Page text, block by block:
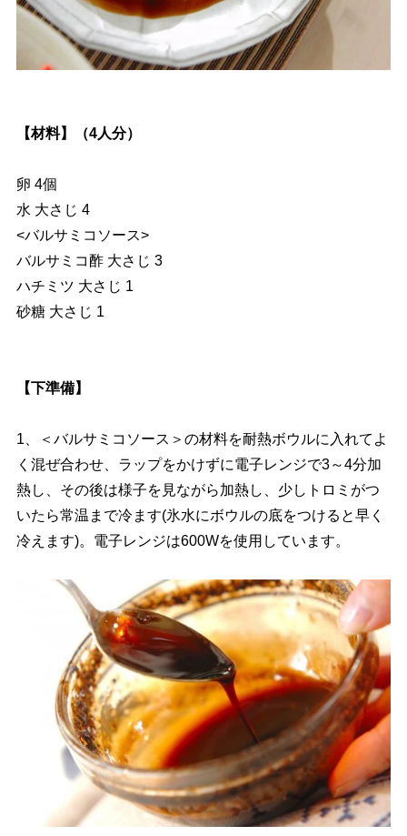
【材料】（4人分）
卵 4個
水 大さじ 4
<バルサミコソース>
バルサミコ酢 大さじ 3
ハチミツ 大さじ 1
砂糖 大さじ 1
【下準備】
1、＜バルサミコソース＞の材料を耐熱ボウルに入れてよ
く混ぜ合わせ、ラップをかけずに電子レンジで3～4分加
熱し、その後は様子を見ながら加熱し、少しトロミがつ
いたら常温まで冷ます(氷水にボウルの底をつけると早く
冷えます)。電子レンジは600Wを使用しています。